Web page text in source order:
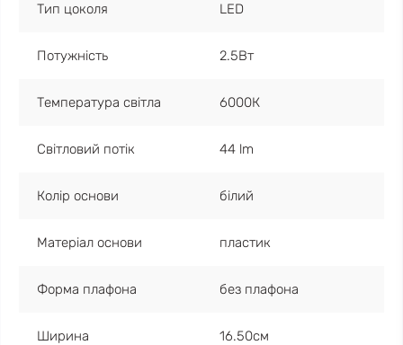
Тип цоколя LED
Потужність 2.5Вт
Температура світла 6000К
Світловий потік 44 lm
Колір основи білий
Матеріал основи пластик
Форма плафона без плафона
Ширина 16.50см